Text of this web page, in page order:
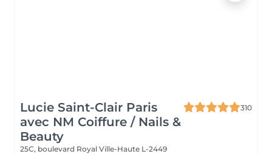
Lucie Saint-Clair Paris
avec NM Coiffure / Nails &
Beauty
310
25C, boulevard Royal Ville-Haute L-2449